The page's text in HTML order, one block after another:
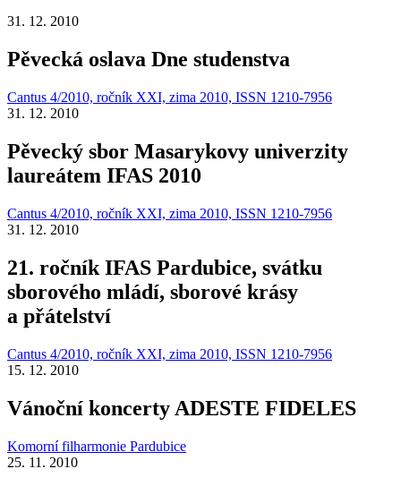
31. 12. 2010
Pěvecká oslava Dne studenstva
Cantus 4/2010, ročník XXI, zima 2010, ISSN 1210-7956
31. 12. 2010
Pěvecký sbor Masarykovy univerzity
laureátem IFAS 2010
Cantus 4/2010, ročník XXI, zima 2010, ISSN 1210-7956
31. 12. 2010
21. ročník IFAS Pardubice, svátku
sborového mládí, sborové krásy
a přátelství
Cantus 4/2010, ročník XXI, zima 2010, ISSN 1210-7956
15. 12. 2010
Vánoční koncerty ADESTE FIDELES
Komorní filharmonie Pardubice
25. 11. 2010